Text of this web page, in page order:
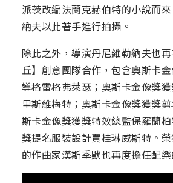
派茨改編法蘭克赫伯特的小說而
納夫以此著手進行拍攝。
除此之外，導演丹尼維勒納夫也
丘】創意團隊合作，包含奧斯卡
導格雷格弗萊瑟；奧斯卡金像獎
里斯維梅特；奧斯卡金像獎獲獎
斯卡金像獎獲獎特效總監保羅蘭
獎提名服裝設計賈桂琳威斯特。
的作曲家漢斯季默也再度擔任配樂